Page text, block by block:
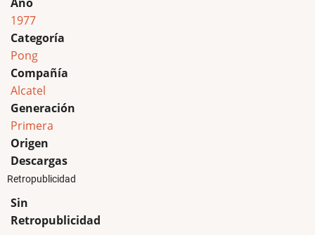
1977
Categoría
Pong
Compañía
Alcatel
Generación
Primera
Origen
Descargas
Retropublicidad
Sin
Retropublicidad